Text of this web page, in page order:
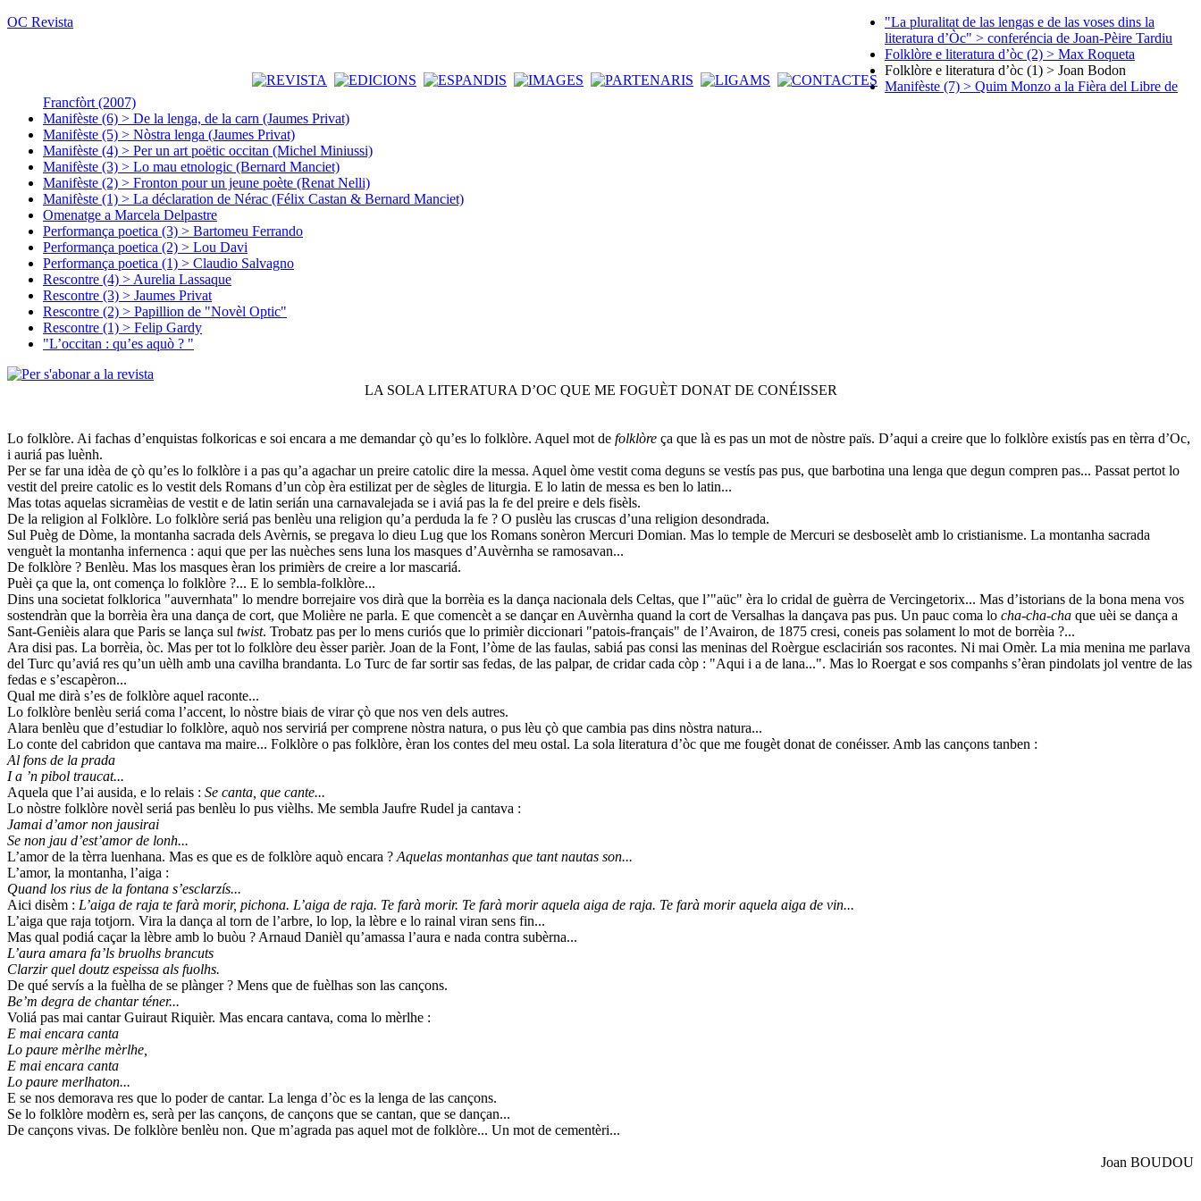
OC Revista
"La pluralitat de las lengas e de las voses dins la
literatura d’Òc" > conferéncia de Joan-Pèire Tardiu
Folklòre e literatura d’òc (2) > Max Roqueta
Folklòre e literatura d’òc (1) > Joan Bodon
Manifèste (7) > Quim Monzo a la Fièra del Libre de
Francfòrt (2007)
Manifèste (6) > De la lenga, de la carn (Jaumes Privat)
Manifèste (5) > Nòstra lenga (Jaumes Privat)
Manifèste (4) > Per un art poëtic occitan (Michel Miniussi)
Manifèste (3) > Lo mau etnologic (Bernard Manciet)
Manifèste (2) > Fronton pour un jeune poète (Renat Nelli)
Manifèste (1) > La déclaration de Nérac (Félix Castan & Bernard Manciet)
Omenatge a Marcela Delpastre
Performança poetica (3) > Bartomeu Ferrando
Performança poetica (2) > Lou Davi
Performança poetica (1) > Claudio Salvagno
Rescontre (4) > Aurelia Lassaque
Rescontre (3) > Jaumes Privat
Rescontre (2) > Papillion de "Novèl Optic"
Rescontre (1) > Felip Gardy
"L’occitan : qu’es aquò ? "
LA SOLA LITERATURA D’OC QUE ME FOGUÈT DONAT DE CONÉISSER
Lo folklòre. Ai fachas d’enquistas folkoricas e soi encara a me demandar çò qu’es lo folklòre. Aquel mot de folklòre ça que là es pas un mot de nòstre païs. D’aqui a creire que lo folklòre existís pas en tèrra d’Oc,
i auriá pas luènh.
Per se far una idèa de çò qu’es lo folklòre i a pas qu’a agachar un preire catolic dire la messa. Aquel òme vestit coma deguns se vestís pas pus, que barbotina una lenga que degun compren pas... Passat pertot lo
vestit del preire catolic es lo vestit dels Romans d’un còp èra estilizat per de sègles de liturgia. E lo latin de messa es ben lo latin...
Mas totas aquelas sicramèias de vestit e de latin serián una carnavalejada se i aviá pas la fe del preire e dels fisèls.
De la religion al Folklòre. Lo folklòre seriá pas benlèu una religion qu’a perduda la fe ? O puslèu las cruscas d’una religion desondrada.
Sul Puèg de Dòme, la montanha sacrada dels Avèrnis, se pregava lo dieu Lug que los Romans sonèron Mercuri Domian. Mas lo temple de Mercuri se desboselèt amb lo cristianisme. La montanha sacrada
venguèt la montanha infernenca : aqui que per las nuèches sens luna los masques d’Auvèrnha se ramosavan...
De folklòre ? Benlèu. Mas los masques èran los primièrs de creire a lor mascariá.
Puèi ça que la, ont comença lo folklòre ?... E lo sembla-folklòre...
Dins una societat folklorica "auvernhata" lo mendre borrejaire vos dirà que la borrèia es la dança nacionala dels Celtas, que l’"aüc" èra lo cridal de guèrra de Vercingetorix... Mas d’istorians de la bona mena vos
sostendràn que la borrèia èra una dança de cort, que Molière ne parla. E que comencèt a se dançar en Auvèrnha quand la cort de Versalhas la dançava pas pus. Un pauc coma lo cha-cha-cha que uèi se dança a
Sant-Genièis alara que Paris se lança sul twist. Trobatz pas per lo mens curiós que lo primièr diccionari "patois-français" de l’Avairon, de 1875 cresi, coneis pas solament lo mot de borrèia ?...
Ara disi pas. La borrèia, òc. Mas per tot lo folklòre deu èsser parièr. Joan de la Font, l’òme de las faulas, sabiá pas consi las meninas del Roèrgue esclacirián sos racontes. Ni mai Omèr. La mia menina me parlava
del Turc qu’aviá res qu’un uèlh amb una cavilha brandanta. Lo Turc de far sortir sas fedas, de las palpar, de cridar cada còp : "Aqui i a de lana...". Mas lo Roergat e sos companhs s’èran pindolats jol ventre de las
fedas e s’escapèron...
Qual me dirà s’es de folklòre aquel raconte...
Lo folklòre benlèu seriá coma l’accent, lo nòstre biais de virar çò que nos ven dels autres.
Alara benlèu que d’estudiar lo folklòre, aquò nos serviriá per comprene nòstra natura, o pus lèu çò que cambia pas dins nòstra natura...
Lo conte del cabridon que cantava ma maire... Folklòre o pas folklòre, èran los contes del meu ostal. La sola literatura d’òc que me fougèt donat de conéisser. Amb las cançons tanben :
Al fons de la prada
I a ’n pibol traucat...
Aquela que l’ai ausida, e lo relais : Se canta, que cante...
Lo nòstre folklòre novèl seriá pas benlèu lo pus vièlhs. Me sembla Jaufre Rudel ja cantava :
Jamai d’amor non jausirai
Se non jau d’est’amor de lonh...
L’amor de la tèrra luenhana. Mas es que es de folklòre aquò encara ? Aquelas montanhas que tant nautas son...
L’amor, la montanha, l’aiga :
Quand los rius de la fontana s’esclarzís...
Aici disèm : L’aiga de raja te farà morir, pichona. L’aiga de raja. Te farà morir. Te farà morir aquela aiga de raja. Te farà morir aquela aiga de vin...
L’aiga que raja totjorn. Vira la dança al torn de l’arbre, lo lop, la lèbre e lo rainal viran sens fin...
Mas qual podiá caçar la lèbre amb lo buòu ? Arnaud Danièl qu’amassa l’aura e nada contra subèrna...
L’aura amara fa’ls bruolhs brancuts
Clarzir quel doutz espeissa als fuolhs.
De qué servís a la fuèlha de se plànger ? Mens que de fuèlhas son las cançons.
Be’m degra de chantar téner...
Voliá pas mai cantar Guiraut Riquièr. Mas encara cantava, coma lo mèrlhe :
E mai encara canta
Lo paure mèrlhe mèrlhe,
E mai encara canta
Lo paure merlhaton...
E se nos demorava res que lo poder de cantar. La lenga d’òc es la lenga de las cançons.
Se lo folklòre modèrn es, serà per las cançons, de cançons que se cantan, que se dançan...
De cançons vivas. De folklòre benlèu non. Que m’agrada pas aquel mot de folklòre... Un mot de cementèri...
Joan BOUDOU